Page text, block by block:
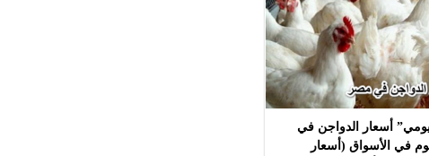
أسعار الدواجن في
في الأسواق (أسعار